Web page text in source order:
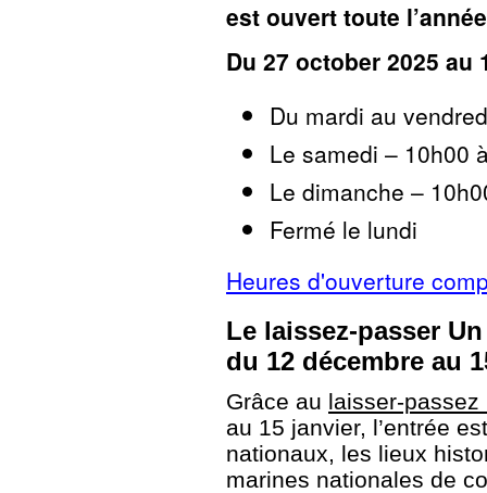
est ouvert toute l’année
Du 27 october 2025 au
Du mardi au
Le samedi – 10h00
Le dimanche –
Fermé le lundi
Heures d'ouverture
Le laissez-passer
du 12 décembre au
Grâce au laisser-passez
au 15 janvier, l’entrée
nationaux, les lieux
marines nationales de